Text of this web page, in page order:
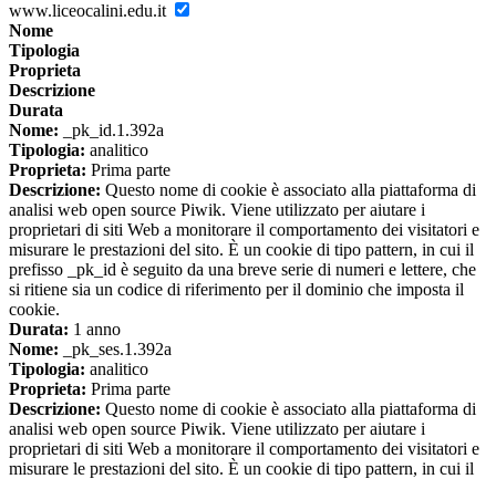
www.liceocalini.edu.it
Nome
Tipologia
Proprieta
Descrizione
Durata
Nome: _pk_id.1.392a
Tipologia: analitico
Proprieta: Prima parte
Descrizione: Questo nome di cookie è associato alla piattaforma di
analisi web open source Piwik. Viene utilizzato per aiutare i
proprietari di siti Web a monitorare il comportamento dei visitatori e
misurare le prestazioni del sito. È un cookie di tipo pattern, in cui il
prefisso _pk_id è seguito da una breve serie di numeri e lettere, che
si ritiene sia un codice di riferimento per il dominio che imposta il
cookie.
Durata: 1 anno
Nome: _pk_ses.1.392a
Tipologia: analitico
Proprieta: Prima parte
Descrizione: Questo nome di cookie è associato alla piattaforma di
analisi web open source Piwik. Viene utilizzato per aiutare i
proprietari di siti Web a monitorare il comportamento dei visitatori e
misurare le prestazioni del sito. È un cookie di tipo pattern, in cui il